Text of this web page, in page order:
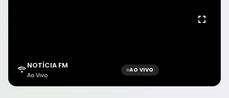
NOTÍCIA FM
Ao Vivo
AO VIVO